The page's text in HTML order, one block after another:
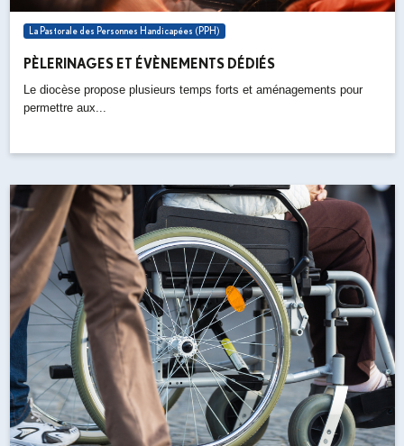
La Pastorale des Personnes Handicapées (PPH)
PÈLERINAGES ET ÉVÈNEMENTS DÉDIÉS
Le diocèse propose plusieurs temps forts et aménagements pour
permettre aux...